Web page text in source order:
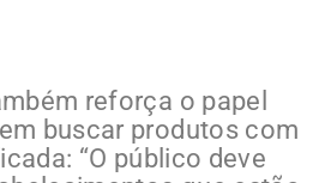
reforça o papel
buscar produtos com
“O público deve